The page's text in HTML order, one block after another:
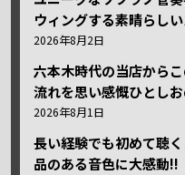
ウィングする素晴らし
2026年8月2日
六本木時代の当店から
流れを思い感慨ひとし
2026年8月1日
長い経験でも初めて聴
品のある音色に大感動!!